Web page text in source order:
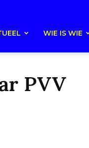
WIE IS WIE
PVV